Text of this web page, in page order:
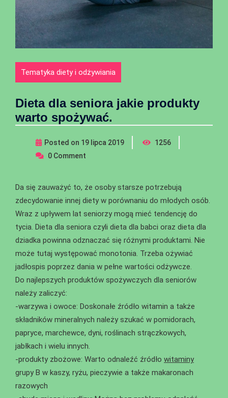
Tematyka diety i odżywiania
Dieta dla seniora jakie produkty
warto spożywać.
Posted on 19 lipca 2019
1256
0 Comment
Da się zauważyć to, że osoby starsze potrzebują
zdecydowanie innej diety w porównaniu do młodych osób.
Wraz z upływem lat seniorzy mogą mieć tendencję do
tycia. Dieta dla seniora czyli dieta dla babci oraz dieta dla
dziadka powinna odznaczać się różnymi produktami. Nie
może tutaj występować monotonia. Trzeba ożywiać
jadłospis poprzez dania w pełne wartości odżywcze.
Do najlepszych produktów spożywczych dla seniorów
należy zaliczyć:
-warzywa i owoce: Doskonałe źródło witamin a także
składników mineralnych należy szukać w pomidorach,
papryce, marchewce, dyni, roślinach strączkowych,
jabłkach i wielu innych.
-produkty zbożowe: Warto odnaleźć źródło witaminy
grupy B w kaszy, ryżu, pieczywie a także makaronach
razowych